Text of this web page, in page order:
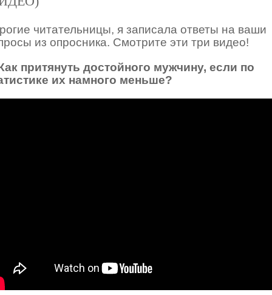
читательницы, я записала ответы на ваши
из опросника. Смотрите эти три видео!
притянуть достойного мужчину, если по
их намного меньше?